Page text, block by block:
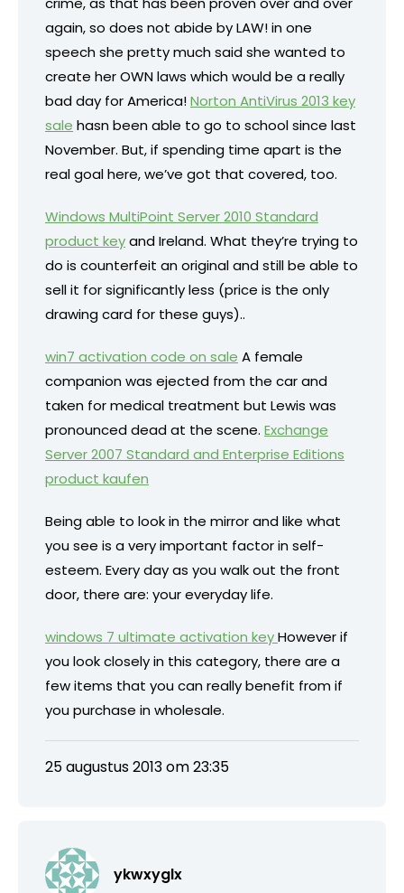
again, so does not abide by LAW! in one
speech she pretty much said she wanted to
create her OWN laws which would be a really
bad day for America!Norton AntiVirus 2013 key
sale hasn been able to go to school since last
November. But, if spending time apart is the
real goal here, we’ve got that covered, too.
Windows MultiPoint Server 2010 Standard
product keyand Ireland. What they’re trying to
do is counterfeit an original and still be able to
sell it for significantly less (price is the only
drawing card for these guys)..
win7 activation code on sale A female
companion was ejected from the car and
taken for medical treatment but Lewis was
pronounced dead at the scene. Exchange
Server 2007 Standard and Enterprise Editions
product kaufen
Being able to look in the mirror and like what
you see is a very important factor in self-
esteem. Every day as you walk out the front
door, there are: your everyday life.
windows 7 ultimate activation keyHowever if
you look closely in this category, there are a
few items that you can really benefit from if
you purchase in wholesale.
25 augustus 2013 om 23:35
ykwxyglx